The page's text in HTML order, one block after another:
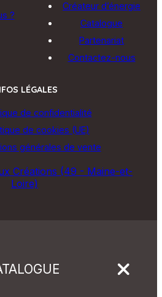
?
Créateur d’énergie
Catalogue
Partenariat
Contactez-nous
LÉGALES
de confidentialité
de cookies (UE)
générales de vente
Créations (49 - Maine-et-
Loire)